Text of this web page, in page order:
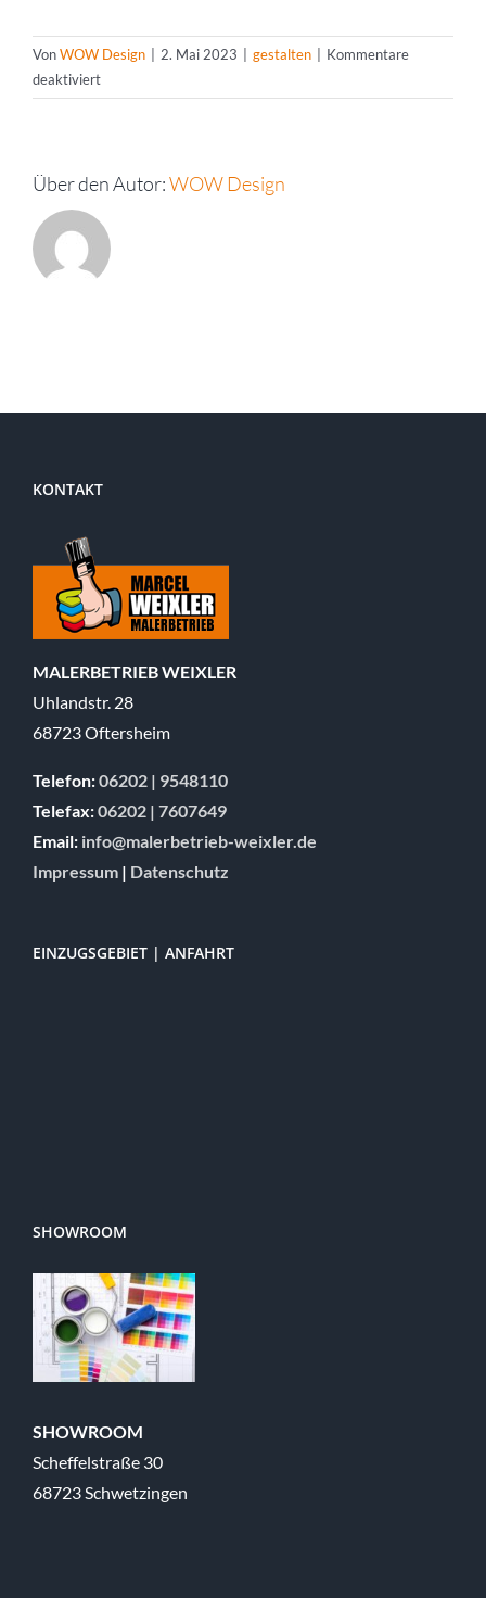
VonWOW Design 2. Mai 2023 gestalten
Kommentare
deaktiviertfür
Fassade
neu
Sanieren,
Verputzen,
Streichen
Über den Autor:WOW Design
KONTAKT
MALERBETRIEB WEIXLER
Uhlandstr. 28
68723 Oftersheim
Telefon:06202 | 9548110
Telefax:06202 | 7607649
Email: info@malerbetrieb-weixler.de
Impressum | Datenschutz
EINZUGSGEBIET | ANFAHRT
SHOWROOM
SHOWROOM
Scheffelstraße 30
68723 Schwetzingen